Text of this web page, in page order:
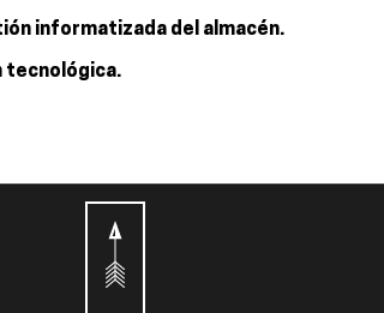
informatizada del almacén.
tecnológica.